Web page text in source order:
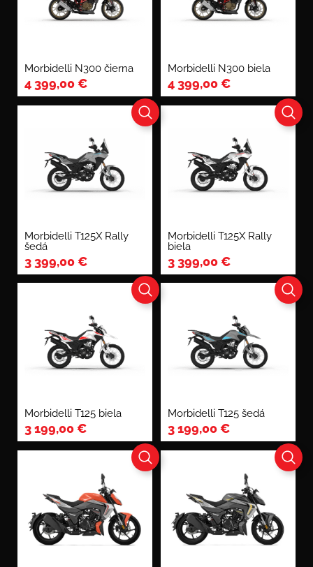
Morbidelli N300 čierna
4 399,00€
Morbidelli N300 biela
4 399,00€
Morbidelli T125X Rally
šedá
3 399,00€
Morbidelli T125X Rally
biela
3 399,00€
Morbidelli T125 biela
3 199,00€
Morbidelli T125 šedá
3 199,00€